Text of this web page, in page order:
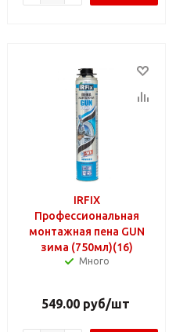
IRFIX
Профессиональная
монтажная пена GUN
зима (750мл)(16)
Много
549.00руб/шт